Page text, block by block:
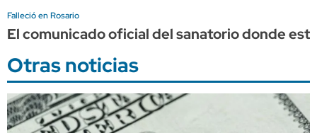
Falleció en Rosario
El comunicado oficial del sanatorio donde
Otras noticias